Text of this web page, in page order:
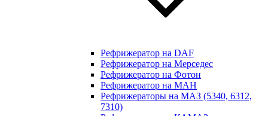
Рефрижератор на DAF
Рефрижератор на Мерседес
Рефрижератор на Фотон
Рефрижератор на МАН
Рефрижераторы на МАЗ (5340, 6312,
7310)